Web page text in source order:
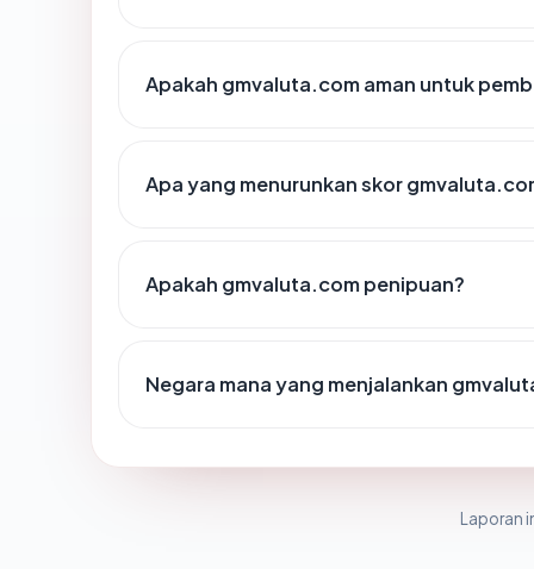
Apakah gmvaluta.com aman untuk
Apa yang menurunkan skor
Apakah gmvaluta.com penipuan?
Negara mana yang menjalankan
Laporan